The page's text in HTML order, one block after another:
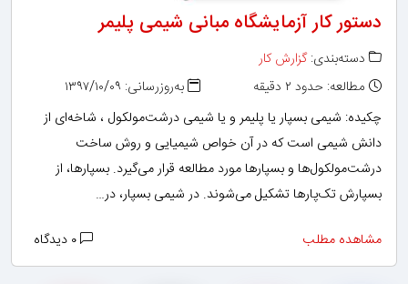
دستور کار آزمایشگاه مبانی شیمی پلیمر
دسته‌بندی:گزارش کار
مطالعه: حدود ۲ دقیقه
به‌روزرسانی: ۱۳۹۷/۱۰/۰۹
چکیده: شیمی بسپار یا پلیمر و یا شیمی درشت‌مولکول ، شاخه‌ای از
دانش شیمی است که در آن خواص شیمیایی و روش ساخت
درشت‌مولکول‌ها و بسپارها مورد مطالعه قرار می‌گیرد. بسپارها، از
بسپارش تک‌پارها تشکیل می‌شوند. در شیمی بسپار، در…
مشاهده مطلب